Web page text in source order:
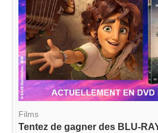
Films
Tentez de gagner des BLU-